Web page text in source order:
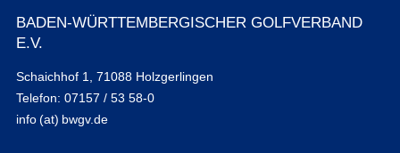
BADEN-WÜRTTEMBERGISCHER GOLFVERBAND
E.V.
Schaichhof 1, 71088 Holzgerlingen
Telefon: 07157 / 53 58-0
info (at) bwgv.de